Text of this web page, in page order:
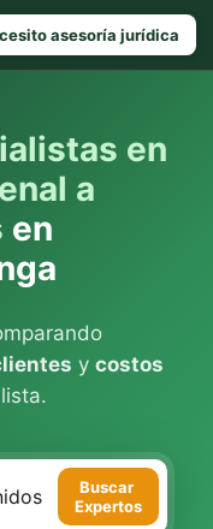
asesoría jurídica
en
a
en
y costos
Buscar
Expertos